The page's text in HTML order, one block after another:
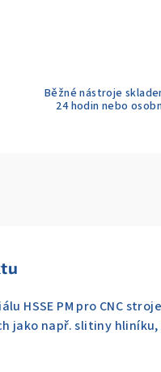
Běžné nástroje
24 hodin nebo
HSSE PM pro CNC
jako např. slitiny